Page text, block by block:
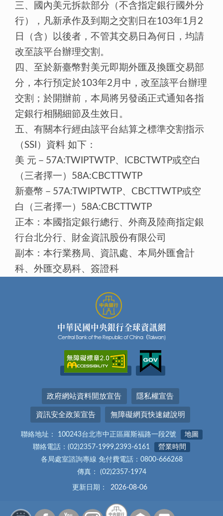
三、國內美元拆款部分（不含指定銀行國外分
行），凡新承作及到期之交割日在103年1月2
日（含）以後者，不管其交易日為何日，均請
改至該平台辦理交割。
四、至於新臺幣對美元即期外匯及換匯交易部
分，本行預定於103年2月中，改至該平台辦理
交割；於開辦前，本局將另發函正式通知各指
定銀行相關細節及生效日。
五、有關本行經由該平台結算之標準交割指示
（SSI）資料 如下：
美 元－57A:TWIPTWTP、ICBCTWTP或空白
（三者擇一）58A:CBCTTWTP
新臺幣－57A:TWIPTWTP、CBCTTWTP或空
白（三者擇一）58A:CBCTTWTP
正本：本國指定銀行總行、外商及陸商指定銀
行台北分行、財金資訊股份有限公司
副本：本行業務局、資訊處、本局外匯會計
科、外匯交易科、簽證科
政府網站資料開放宣告 隱私權宣告
資訊安全政策宣告 無障礙網頁快速鍵說明
聯絡地址： 100243台北市中正區羅斯福路一段2號
地圖
聯絡電話：(02)2357-1999,2393-6161
營業時間
各局處室諮詢專線 免付費電話：0800-666268
傳真： (02)2357-1974
更新日期： 2026-08-06